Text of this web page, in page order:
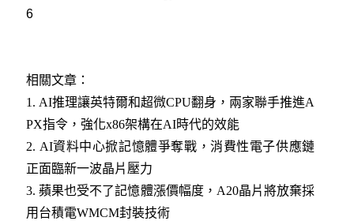
6
相關文章：
1. AI推理讓英特爾和超微CPU翻身，兩家聯手推進A
PX指令，強化x86架構在AI時代的效能
2. AI資料中心掀記憶體爭奪戰，消費性電子供應鏈
正面臨新一波晶片壓力
3.蘋果也受不了記憶體漲價幅度，A20晶片將放棄採
用台積電WMCM封裝技術